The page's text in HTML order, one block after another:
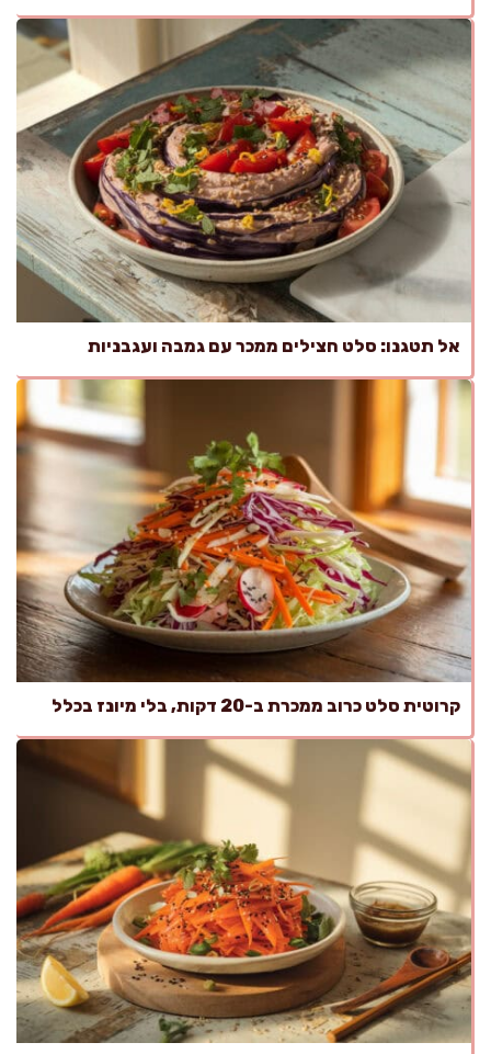
אל תטגנו: סלט חצילים ממכר עם גמבה ועגבניות
קרוטית סלט כרוב ממכרת ב-20 דקות, בלי מיונז בכלל